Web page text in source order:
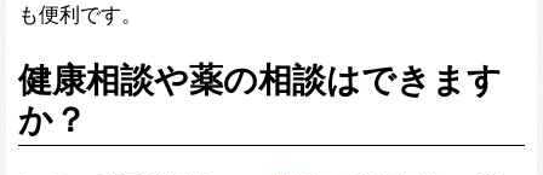
も便利です。
健康相談や薬の相談はできます
か？